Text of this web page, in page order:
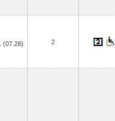
(07.28) 2